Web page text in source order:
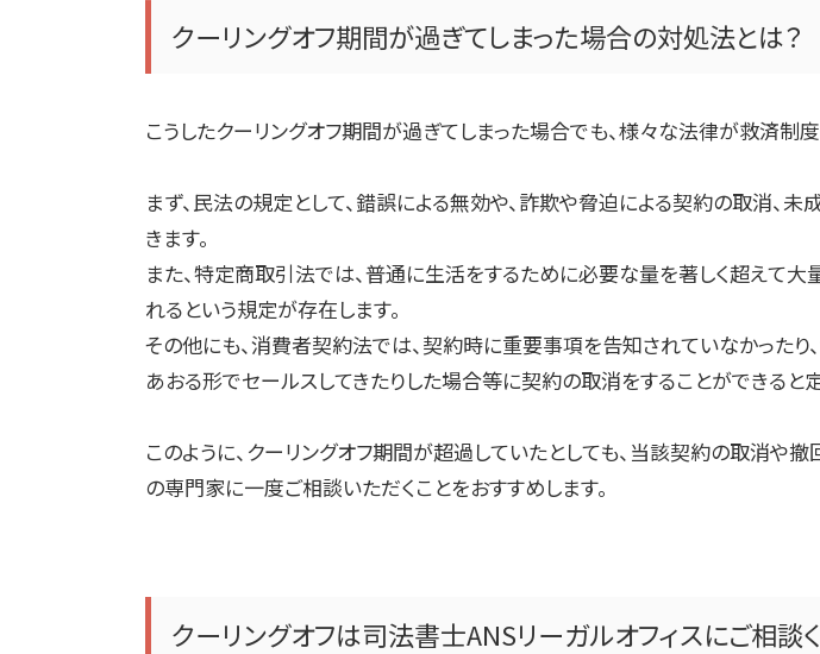
クーリングオフ期間が過ぎてしまった場合の対処法とは？
こうしたクーリングオフ期間が過ぎてしまった場合でも、様々な法律が救済制
まず、民法の規定として、錯誤による無効や、詐欺や脅迫による契約の取消
きます。
また、特定商取引法では、普通に生活をするために必要な量を著しく超えて
れるという規定が存在します。
その他にも、消費者契約法では、契約時に重要事項を告知されていなかった
あおる形でセールスしてきたりした場合等に契約の取消をすることができると
このように、クーリングオフ期間が超過していたとしても、当該契約の取消
の専門家に一度ご相談いただくことをおすすめします。
クーリングオフは司法書士ANSリーガルオフィスにご相談